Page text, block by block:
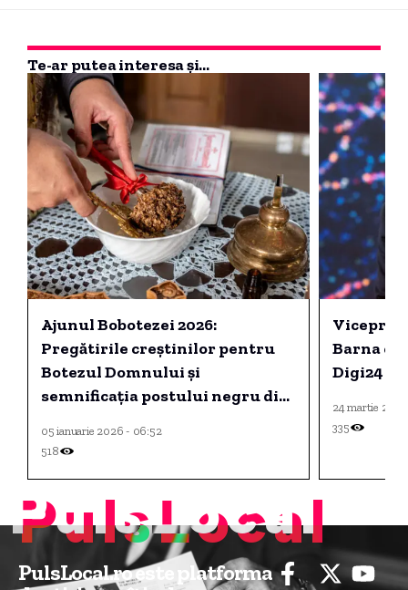
Te-ar putea interesa și...
Ajunul Bobotezei 2026:
Pregătirile creștinilor pentru
Botezul Domnului și
semnificația postului negru din
05 ianuarie 2026 - 06:52
518
Barna
Digi24
24 martie
335
PulsLocal
PulsLocal.ro este platforma